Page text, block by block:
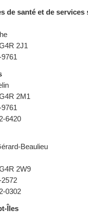
de santé et de services
2J1
2M1
6420
Beaulieu
2W9
0302
Îles